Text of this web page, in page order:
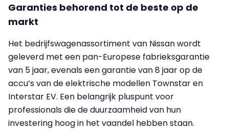
Garanties behorend tot de beste op de
markt
Het bedrijfswagenassortiment van Nissan wordt
geleverd met een pan-Europese fabrieksgarantie
van 5 jaar, evenals een garantie van 8 jaar op de
accu’s van de elektrische modellen Townstar en
Interstar EV. Een belangrijk pluspunt voor
professionals die de duurzaamheid van hun
investering hoog in het vaandel hebben staan.